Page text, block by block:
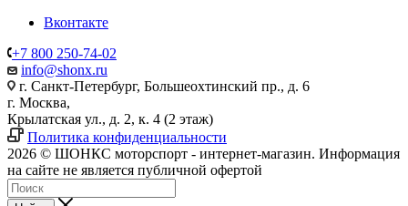
Вконтакте
+7 800 250-74-02
info@shonx.ru
г. Санкт-Петербург, Большеохтинский пр., д. 6
г. Москва,
Крылатская ул., д. 2, к. 4 (2 этаж)
Политика конфиденциальности
2026 © ШОНКС моторспорт - интернет-магазин. Информация
на сайте не является публичной офертой